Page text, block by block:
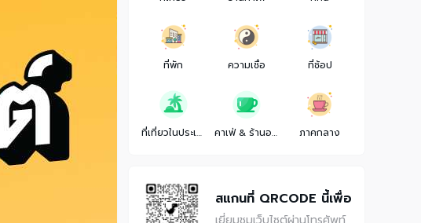
ที่พัก ความเชื่อ ที่ช้อป
ที่เที่ยวในประเทศ คาเฟ่ & ร้านอาหาร ภาคกลาง
สแกนที่ QRCODE นี้เพื่อ